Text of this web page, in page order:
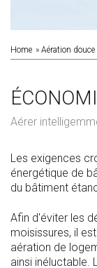
Home Aération douce
Aérer
Les exigences
énergétique de
du bâtiment
Afin d'éviter les
moisissures, il
aération de
ainsi inéluctable.